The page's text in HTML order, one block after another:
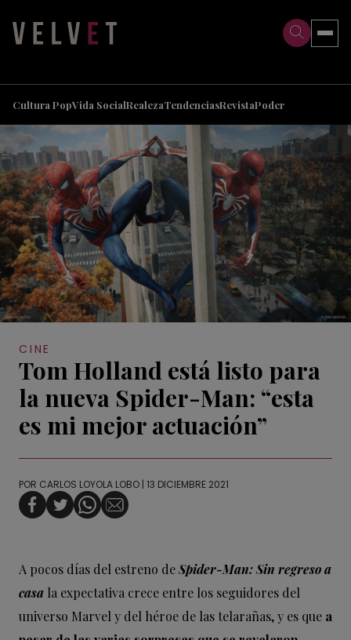
Cultura PopVida SocialRealezaTendenciasRevistaPoder
CINE
Tom Holland está listo para
la nueva Spider-Man: “esta
es mi mejor actuación”
POR CARLOS LOYOLA LOBO | 13 DICIEMBRE 2021
A pocos días del estreno deSpider-Man: Sin regreso a
casa la expectativa crece entre los seguidores del
universo Marvel y del héroe de las telarañas, y es que a